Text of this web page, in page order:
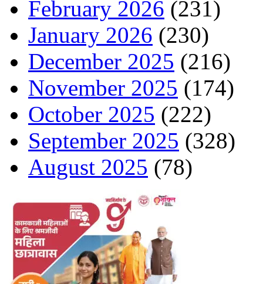
February 2026 (231)
January 2026 (230)
December 2025 (216)
November 2025 (174)
October 2025 (222)
September 2025 (328)
August 2025 (78)